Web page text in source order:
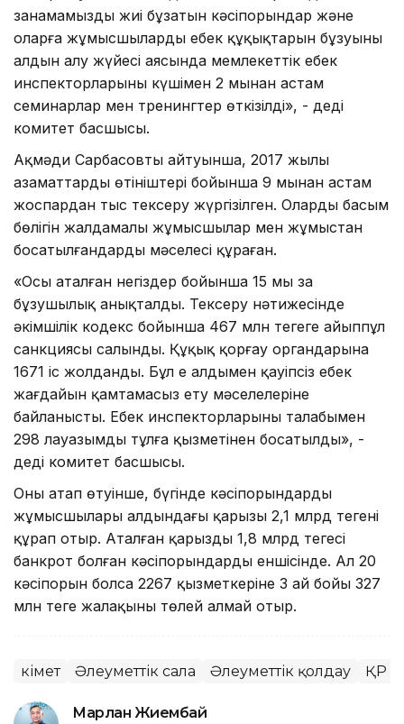
заңнамамызды жиі бұзатын кәсіпорындар және
оларға жұмысшылардың еңбек құқықтарын бұзуының
алдын алу жүйесі аясында мемлекеттік еңбек
инспекторларының күшімен 2 мыңнан астам
семинарлар мен тренингтер өткізілді», - деді
комитет басшысы.
Ақмәди Сарбасовтың айтуынша, 2017 жылы
азаматтардың өтініштері бойынша 9 мыңнан астам
жоспардан тыс тексеру жүргізілген. Олардың басым
бөлігін жалдамалы жұмысшылар мен жұмыстан
босатылғандардың мәселесі құраған.
«Осы аталған негіздер бойынша 15 мың заң
бұзушылық анықталды. Тексеру нәтижесінде
әкімшілік кодекс бойынша 467 млн теңгеге айыппұл
санкциясы салынды. Құқық қорғау органдарына
1671 іс жолданды. Бұл ең алдымен қауіпсіз еңбек
жағдайын қамтамасыз ету мәселелеріне
байланысты. Еңбек инспекторларының талабымен
298 лауазымды тұлға қызметінен босатылды», -
деді комитет басшысы.
Оның атап өтуінше, бүгінде кәсіпорындардың
жұмысшылары алдындағы қарызы 2,1 млрд теңгені
құрап отыр. Аталған қарыздың 1,8 млрд теңгесі
банкрот болған кәсіпорындардың еншісінде. Ал 20
кәсіпорын болса 2267 қызметкеріне 3 ай бойы 327
млн теңге жалақыны төлей алмай отыр.
Үкімет Әлеуметтік сала Әлеуметтік қолдау ҚР
Марлан Жиембай